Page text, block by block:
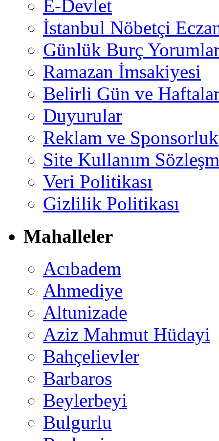
E-Devlet
İstanbul Nöbetçi
Günlük Burç
Ramazan İmsakiyesi
Belirli Gün ve
Duyurular
Reklam ve Sponsorluk
Site Kullanım
Veri Politikası
Gizlilik Politikası
Mahalleler
Acıbadem
Ahmediye
Altunizade
Aziz Mahmut Hüdayi
Bahçelievler
Barbaros
Beylerbeyi
Bulgurlu